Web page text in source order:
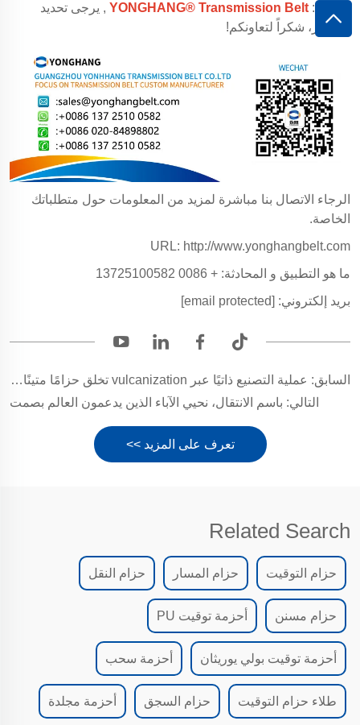
للمقال: YONGHANG® Transmission Belt , يرجى تحديد
المصدر، شكراً لتعاونكم!
الرجاء الاتصال بنا مباشرة لمزيد من المعلومات حول متطلباتك
الخاصة.
URL: http://www.yonghangbelt.com
ما هو التطبيق و المحادثة: + 0086 13725100582
بريد إلكتروني: [email protected]
السابق: عملية التصنيع ذاتيًا عبر vulcanization تخلق حزامًا متينًا جدًا لآلة الغراء والطي، من أجل نقل صندوق الكرتون بثبات!
التالي: باسم الانتقال، نحيي الآباء الذين يدعمون العالم بصمت
تعرف على المزيد >>
Related Search
حزام التوقيت حزام المسار حزام النقل
حزام مسنن أحزمة توقيت PU
أحزمة توقيت بولي يوريثان أحزمة سحب
طلاء حزام التوقيت حزام السجق أحزمة مجلدة